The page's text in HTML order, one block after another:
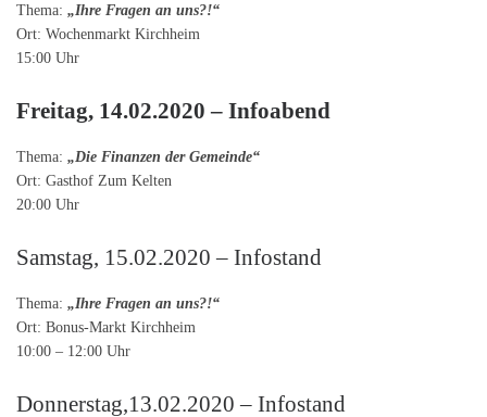
Thema: „Ihre Fragen an uns?!“
Ort: Wochenmarkt Kirchheim
15:00 Uhr
Freitag, 14.02.2020 – Infoabend
Thema: „Die Finanzen der Gemeinde“
Ort: Gasthof Zum Kelten
20:00 Uhr
Samstag, 15.02.2020 – Infostand
Thema: „Ihre Fragen an uns?!“
Ort: Bonus-Markt Kirchheim
10:00 – 12:00 Uhr
Donnerstag,13.02.2020 – Infostand